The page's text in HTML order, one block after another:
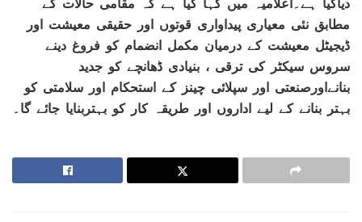
دیاگیا ہے۔اعلامیہ میں کہا گیا ہے کہ مقامی حالات کے
مطابق نئی معیاری پیداواری قوتوں اور حقیقی معیشت اور
ڈیجیٹل معیشت کے درمیان مکمل انضمام کو فروغ دینے
سروس سیکٹر کی ترقی ، بنیادی ڈھانچے کو جدید
بنانےاورصنعتی اور سپلائی چینز کے استحکام اور سلامتی کو
بہتر بنانے کے لیے اداروں اور طریقہ کار کو بہتربنایا جائے گا۔